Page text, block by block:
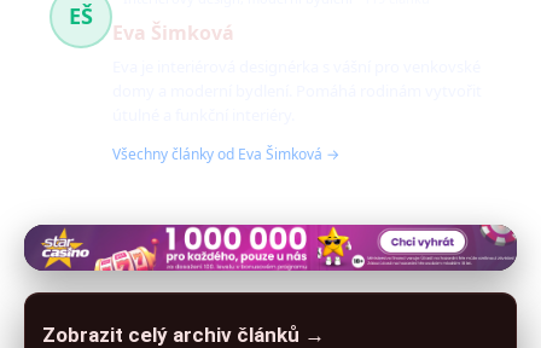
EŠ
Eva Šimková
Všechny články od Eva Šimková →
Zobrazit celý archiv článků →